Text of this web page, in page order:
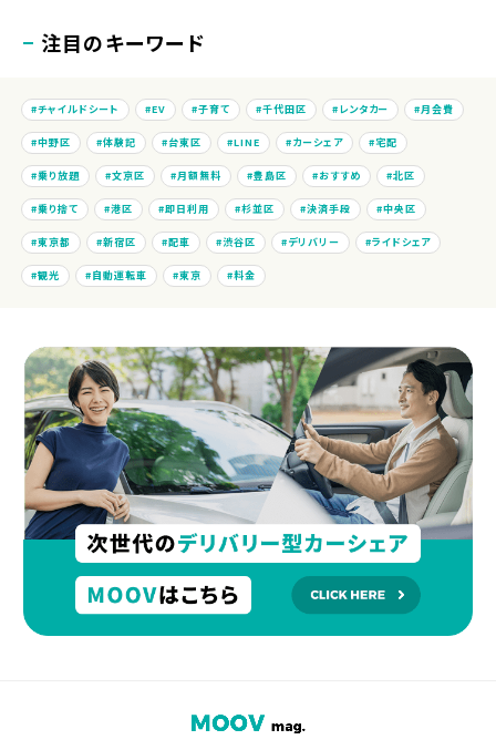
注目のキーワード
チャイルドシート EV 子育て 千代田区 レンタカー 月会費
中野区 体験記 台東区 LINE カーシェア 宅配
乗り放題 文京区 月額無料 豊島区 おすすめ 北区
乗り捨て 港区 即日利用 杉並区 決済手段 中央区
東京都 新宿区 配車 渋谷区 デリバリー ライドシェア
観光 自動運転車 東京 料金